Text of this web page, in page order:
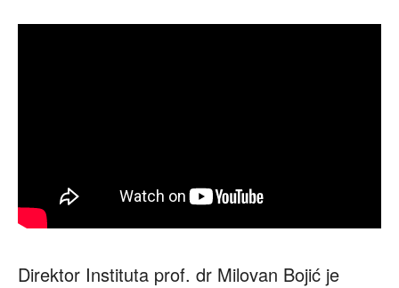
Direktor Instituta prof. dr Milovan Bojić je